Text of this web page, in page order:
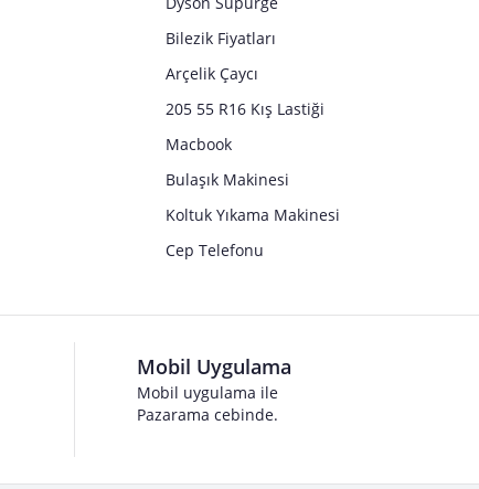
Bilezik Fiyatları
Arçelik Çaycı
205 55 R16 Kış Lastiği
Macbook
Bulaşık Makinesi
Koltuk Yıkama Makinesi
Cep Telefonu
Mobil Uygulama
Mobil uygulama ile
Pazarama cebinde.